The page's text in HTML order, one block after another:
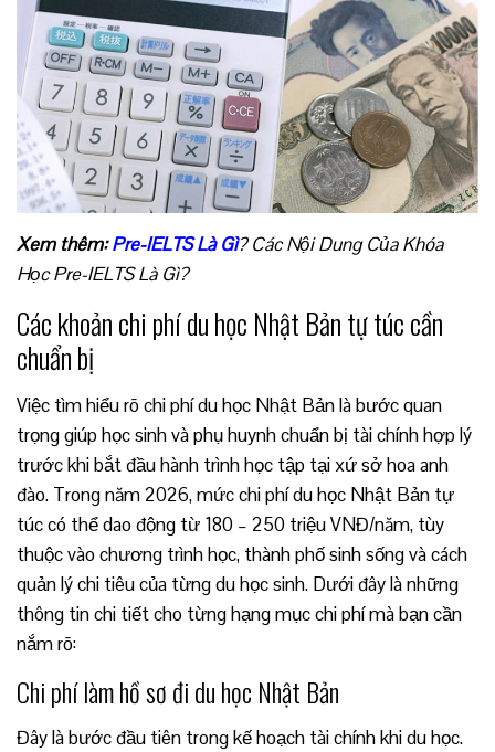
Xem thêm:Pre-IELTS Là Gì? Các Nội Dung Của Khóa
Học Pre-IELTS Là Gì?
Các khoản chi phí du học Nhật Bản tự túc cần
chuẩn bị
Việc tìm hiểu rõ chi phí du học Nhật Bản là bước quan
trọng giúp học sinh và phụ huynh chuẩn bị tài chính hợp lý
trước khi bắt đầu hành trình học tập tại xứ sở hoa anh
đào. Trong năm 2026, mức chi phí du học Nhật Bản tự
túc có thể dao động từ 180 – 250 triệu VNĐ/năm, tùy
thuộc vào chương trình học, thành phố sinh sống và cách
quản lý chi tiêu của từng du học sinh. Dưới đây là những
thông tin chi tiết cho từng hạng mục chi phí mà bạn cần
nắm rõ:
Chi phí làm hồ sơ đi du học Nhật Bản
Đây là bước đầu tiên trong kế hoạch tài chính khi du học.